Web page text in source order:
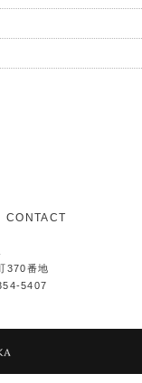
CONTACT
370番地
5407